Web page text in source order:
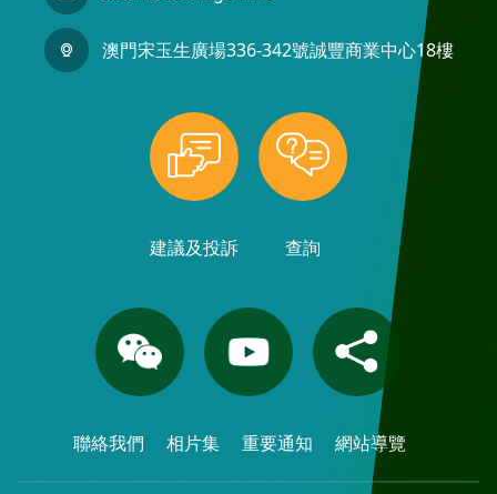
澳門宋玉生廣場336-342號誠豐商業中心18樓
建議及投訴 查詢
聯絡我們 相片集 重要通知 網站導覽